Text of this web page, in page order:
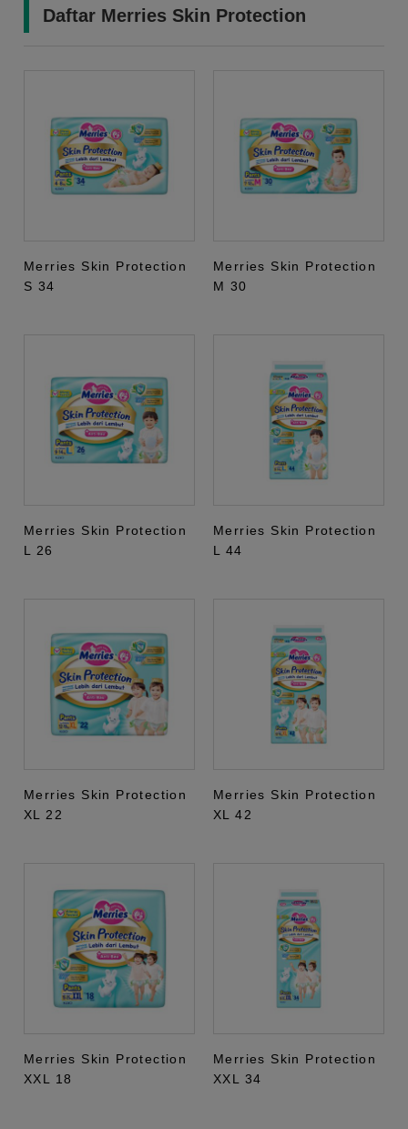
Daftar Merries Skin Protection
Merries Skin Protection
S 34
Merries Skin Protection
M 30
Merries Skin Protection
L 26
Merries Skin Protection
L 44
Merries Skin Protection
XL 22
Merries Skin Protection
XL 42
Merries Skin Protection
XXL 18
Merries Skin Protection
XXL 34